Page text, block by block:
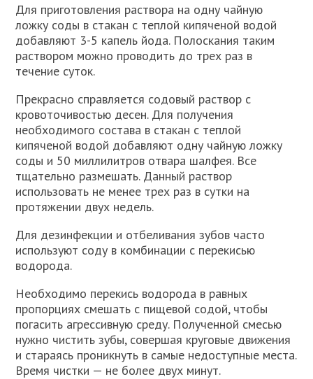
Для приготовления раствора на одну чайную
ложку соды в стакан с теплой кипяченой водой
добавляют 3-5 капель йода. Полоскания таким
раствором можно проводить до трех раз в
течение суток.
Прекрасно справляется содовый раствор с
кровоточивостью десен. Для получения
необходимого состава в стакан с теплой
кипяченой водой добавляют одну чайную ложку
соды и 50 миллилитров отвара шалфея. Все
тщательно размешать. Данный раствор
использовать не менее трех раз в сутки на
протяжении двух недель.
Для дезинфекции и отбеливания зубов часто
используют соду в комбинации с перекисью
водорода.
Необходимо перекись водорода в равных
пропорциях смешать с пищевой содой, чтобы
погасить агрессивную среду. Полученной смесью
нужно чистить зубы, совершая круговые движения
и стараясь проникнуть в самые недоступные места.
Время чистки — не более двух минут.